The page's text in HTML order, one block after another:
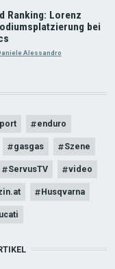
Ranking: Lorenz
bei
Alessandro
enduro
gasgas Szene
ServusTV video
Husqvarna